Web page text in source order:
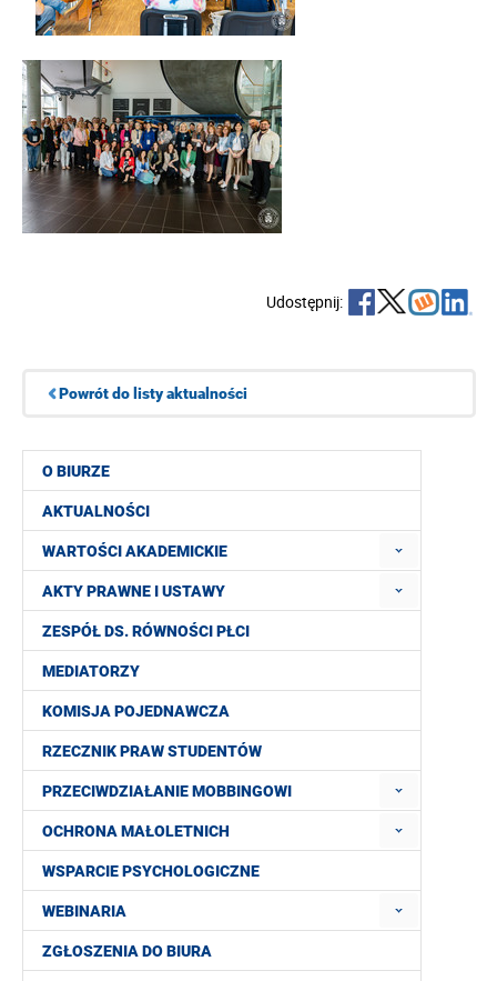
O BIURZE
AKTUALNOŚCI
WARTOŚCI AKADEMICKIE
AKTY PRAWNE I USTAWY
ZESPÓŁ DS. RÓWNOŚCI PŁCI
MEDIATORZY
KOMISJA POJEDNAWCZA
RZECZNIK PRAW STUDENTÓW
PRZECIWDZIAŁANIE MOBBINGOWI
OCHRONA MAŁOLETNICH
WSPARCIE PSYCHOLOGICZNE
WEBINARIA
ZGŁOSZENIA DO BIURA
Udostępnij:
Powrót do listy aktualności